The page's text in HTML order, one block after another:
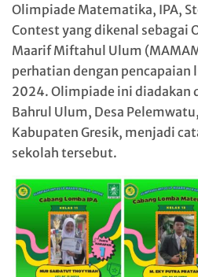
Olimpiade Matematika, IPA,
Contest yang dikenal sebagai
Maarif Miftahul Ulum
perhatian dengan pencapaian
2024. Olimpiade ini diadakan
Bahrul Ulum, Desa
Kabupaten Gresik, menjadi
sekolah tersebut.